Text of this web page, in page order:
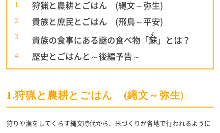
狩猟と農耕とごはん (縄文～弥生)
貴族と庶民とごはん (飛鳥～平安)
貴族の食事にある謎の食べ物「 蘇
そ
」とは？
歴史とごはんと～後編予告～
1.狩猟と農耕とごはん (縄文～弥生)
狩りや漁をしてくらす縄文時代から、米づくりが各地で行われるように